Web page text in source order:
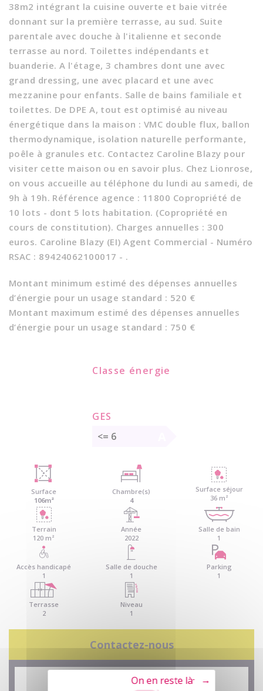
38m2 intégrant la cuisine ouverte et baie vitrée
donnant sur la première terrasse, au sud. Suite
parentale avec douche à l'italienne et seconde
terrasse au nord. Toilettes indépendants et
buanderie. A l'étage, 3 chambres dont une avec
grand dressing, une avec placard et une avec
mezzanine pour enfants. Salle de bains familiale et
toilettes. De DPE A, tout est optimisé au niveau
énergétique dans la maison : VMC double flux, ballon
thermodynamique, isolation naturelle performante,
poêle à granules etc. Contactez Caroline Blazy pour
visiter cette maison ou en savoir plus. Chez Lionrose,
on vous accueille au téléphone du lundi au samedi, de
9h à 19h. Référence agence : 11800 Copropriété de
10 lots - dont 5 lots habitation. (Copropriété en
cours de constitution). Charges annuelles : 300
euros. Caroline Blazy (EI) Agent Commercial - Numéro
RSAC : 89424062100017 - .
Montant minimum estimé des dépenses annuelles
d’énergie pour un usage standard : 520 €
Montant maximum estimé des dépenses annuelles
d’énergie pour un usage standard : 750 €
Classe énergie
GES
<= 6
Surface
106m²
Chambre(s)
4
Surface séjour
36 m²
Terrain
120 m²
Année
2022
Salle de bain
1
Accès handicapé
1
Salle de douche
1
Parking
1
Terrasse
2
Niveau
1
Contactez-nous
Tout refuser